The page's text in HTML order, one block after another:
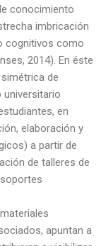
conocimiento
imbricación
cognitivos como
2014). En éste
de
universitario
en
elaboración y
a partir de
de talleres de
apuntan a